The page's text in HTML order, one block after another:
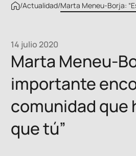
/Actualidad/Marta Meneu-Borja:
14 julio 2020
Marta Meneu-
importante
comunidad que
que tú”